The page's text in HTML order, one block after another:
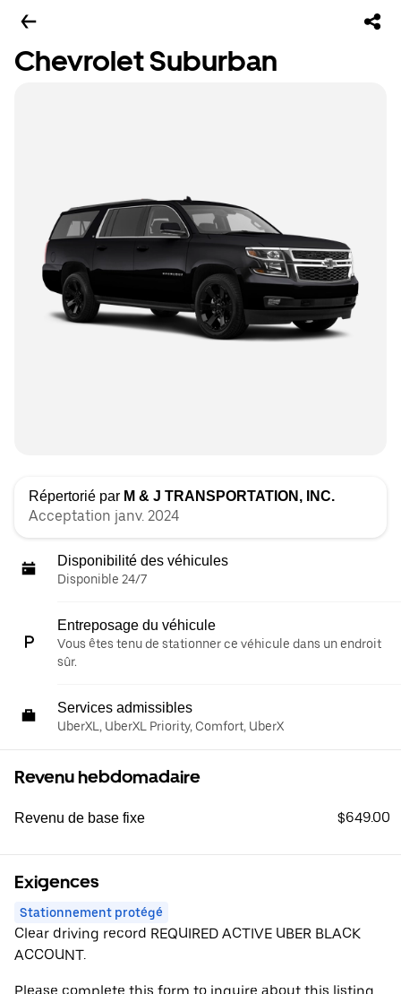
Chevrolet Suburban
Répertorié par M & J TRANSPORTATION, INC.
Acceptation janv. 2024
Disponibilité des véhicules
Disponible 24/7
Entreposage du véhicule
Vous êtes tenu de stationner ce véhicule dans un endroit
sûr.
Services admissibles
UberXL, UberXL Priority, Comfort, UberX
Revenu hebdomadaire
Revenu de base fixe $649.00
Exigences
Stationnement protégé
Clear driving record REQUIRED ACTIVE UBER BLACK
ACCOUNT.